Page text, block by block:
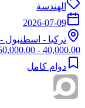
الهندسة
2026-07-09
تركيا - اسطنبول - BAŞAKŞEHİR
40,000.00 - 550,000.00 TL
دوام كامل